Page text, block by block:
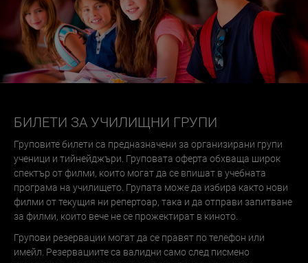
БИЛЕТИ ЗА УЧИЛИЩНИ ГРУПИ
Груповите билети са предназначени за организирани групи
ученици и тийнейджъри. Груповата оферта обхваща широк
спектър от филми, които могат да се впишат в учебната
програма на училището. Групата може да избира както нови
филми от текущия ни репертоар, така и да отправи запитване
за филми, които вече не се прожектират в киното.
Групови резервации могат да се правят по телефон или
имейл. Резервациите са валидни само след писмено